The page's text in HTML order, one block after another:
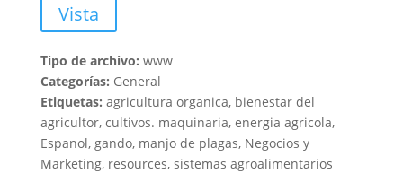
Vista
Tipo de archivo: www
Categorías: General
Etiquetas: agricultura organica, bienestar del
agricultor, cultivos. maquinaria, energia agricola,
Espanol, gando, manjo de plagas, Negocios y
Marketing, resources, sistemas agroalimentarios